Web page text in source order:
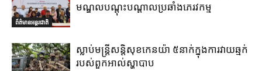
ព័ត៌មានអន្តរជាតិ
មណ្ឌលបណ្តុះបណ្តាលប្រឆាំងភេរវកម្ម
ស្លាប់មន្ត្រីសន្តិសុខកេនយ៉ា ៥នាក់ក្នុងការវាយឆ្មក់
របស់ពួកអាល់ស្ហាបាប